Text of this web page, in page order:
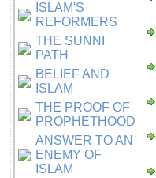
ISLAM'S
REFORMERS
THE SUNNI
PATH
BELIEF AND
ISLAM
THE PROOF OF
PROPHETHOOD
ANSWER TO AN
ENEMY OF
ISLAM